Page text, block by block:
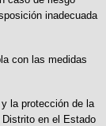
inadecuada
con las medidas
protección de la
en el Estado